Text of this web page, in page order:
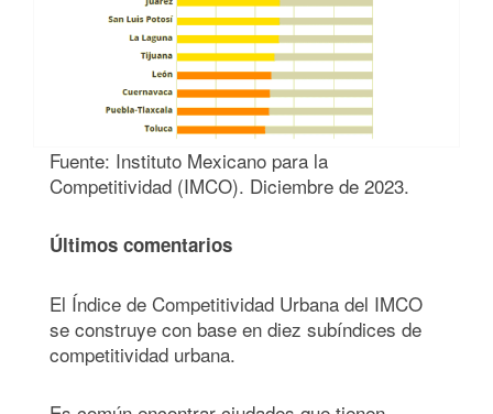
Fuente: Instituto Mexicano para la
Competitividad (IMCO). Diciembre de 2023.
Últimos comentarios
El Índice de Competitividad Urbana del IMCO
se construye con base en diez subíndices de
competitividad urbana.